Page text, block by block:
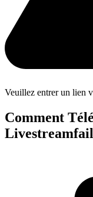
Veuillez entrer un lien
Comment